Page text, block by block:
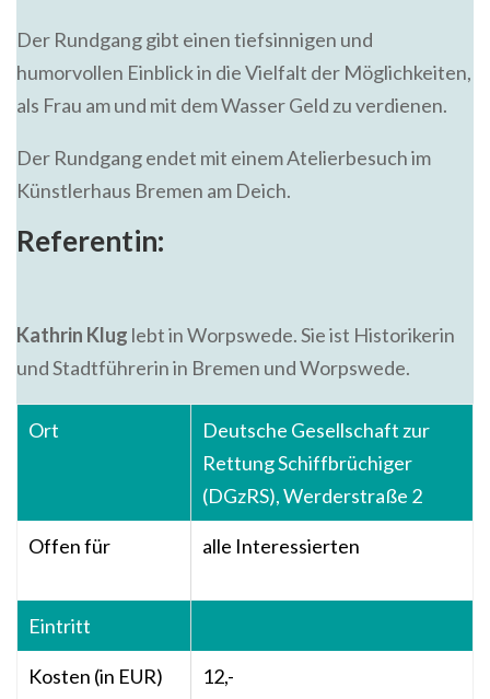
Der Rundgang gibt einen tiefsinnigen und
humorvollen Einblick in die Vielfalt der Möglichkeiten,
als Frau am und mit dem Wasser Geld zu verdienen.
Der Rundgang endet mit einem Atelierbesuch im
Künstlerhaus Bremen am Deich.
Referentin:
Kathrin Klug lebt in Worpswede. Sie ist Historikerin
und Stadtführerin in Bremen und Worpswede.
Ort
Deutsche Gesellschaft zur
Rettung Schiffbrüchiger
(DGzRS), Werderstraße 2
Offen für alle Interessierten
Eintritt
Kosten (in EUR) 12,-